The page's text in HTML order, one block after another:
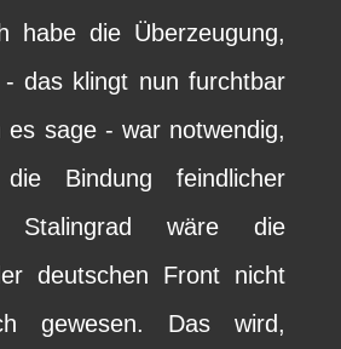
habe die Überzeugung,
das klingt nun furchtbar
es sage - war notwendig,
Bindung feindlicher
wäre die
deutschen Front nicht
gewesen. Das wird,